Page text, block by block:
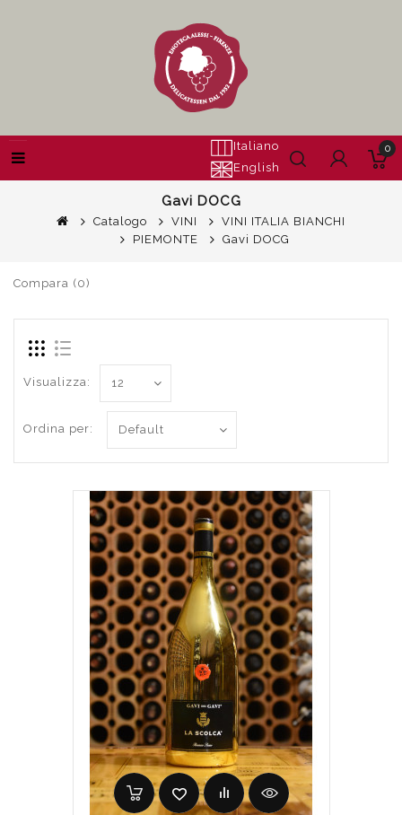
Italiano
English
0
Gavi DOCG
Catalogo VINI
VINI ITALIA BIANCHI
PIEMONTE
Gavi DOCG
Compara (0)
Visualizza:
Ordina per: